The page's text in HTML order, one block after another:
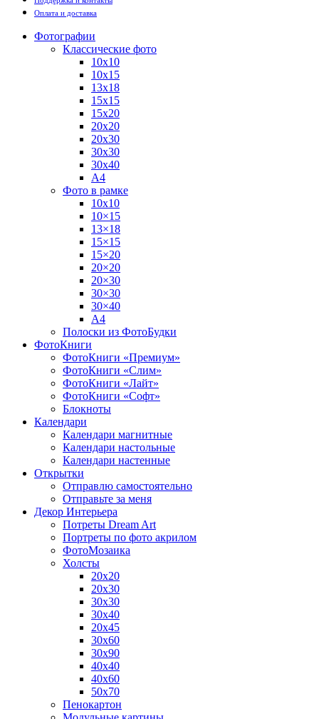
Оплата и доставка
Фотографии
Классические фото
10х10
10х15
13х18
15х15
15х20
20х20
20х30
30х30
30х40
А4
Фото в рамке
10х10
10×15
13×18
15×15
15×20
20×20
20×30
30×30
30×40
A4
Полоски из ФотоБудки
ФотоКниги
ФотоКниги «Премиум»
ФотоКниги «Слим»
ФотоКниги «Лайт»
ФотоКниги «Софт»
Блокноты
Календари
Календари магнитные
Календари настольные
Календари настенные
Открытки
Отправлю самостоятельно
Отправьте за меня
Декор Интерьера
Потреты Dream Art
Портреты по фото акрилом
ФотоМозаика
Холсты
20х20
20х30
30х30
30х40
20х45
30х60
30х90
40х40
40х60
50х70
Пенокартон